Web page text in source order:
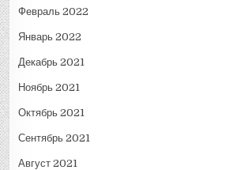
Февраль 2022
Январь 2022
Декабрь 2021
Ноябрь 2021
Октябрь 2021
Сентябрь 2021
Август 2021